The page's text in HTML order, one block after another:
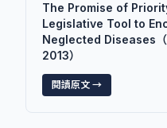
The Promise of
Legislative Tool to
Neglected Diseases
2013）
閱讀原文 →